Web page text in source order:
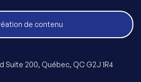
de contenu
Suite 200, Québec, QC G2J 1R4